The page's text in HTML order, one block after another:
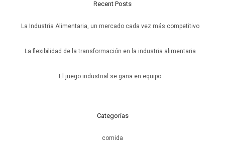
Recent Posts
La Industria Alimentaria, un mercado cada vez más competitivo
La flexibilidad de la transformación en la industria alimentaria
El juego industrial se gana en equipo
Categorías
comida